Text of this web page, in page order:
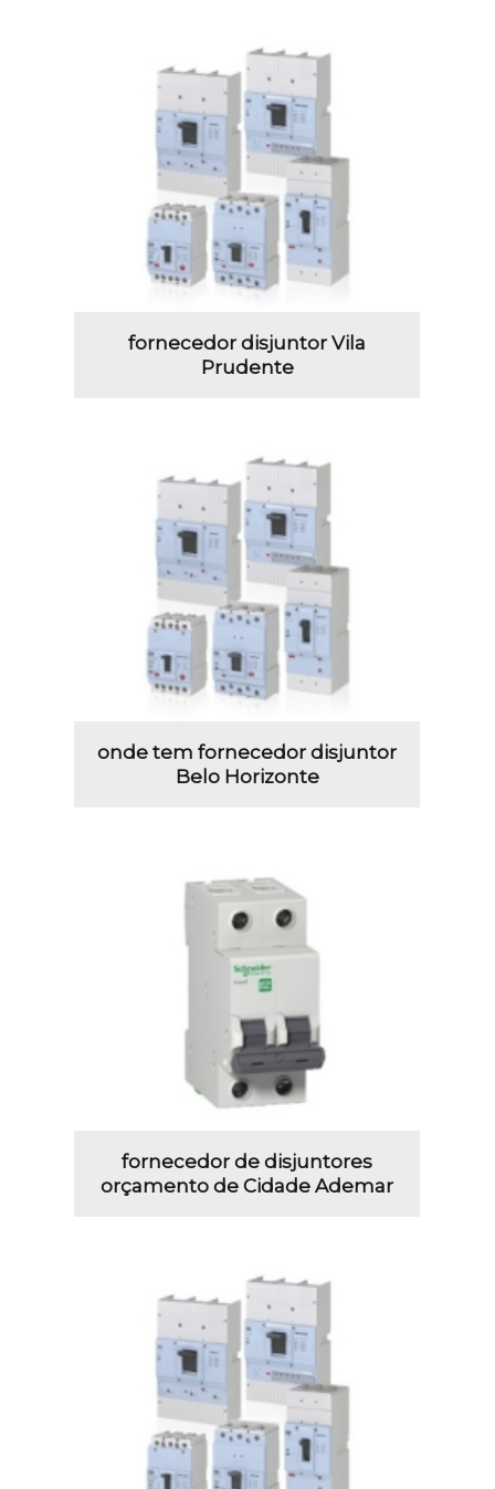
fornecedor disjuntor Vila
Prudente
onde tem fornecedor disjuntor
Belo Horizonte
fornecedor de disjuntores
orçamento de Cidade Ademar